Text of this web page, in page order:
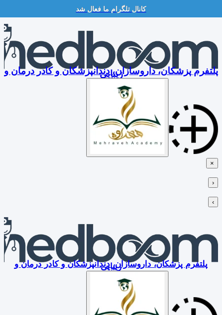
کانال تلگرام ما فعال شد
Skip
content
پلتفرم پزشکان، داروسازان، دندانپزشکان و کادر درمان و
زیبایی
×
‹
›
پلتفرم پزشکان، داروسازان، دندانپزشکان و کادر درمان و
زیبایی